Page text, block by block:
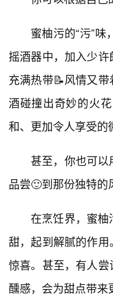
蜜柚污的“污”
摇酒器中，加入少
充满热带📝风情又
酒碰撞出奇妙的火
和、更加令人享受的
甚至，你也可
品尝🙂到那份独特的
在烹饪界，蜜
甜，起到解腻的作
惊喜。甚至，有人
醺感，会为甜点带